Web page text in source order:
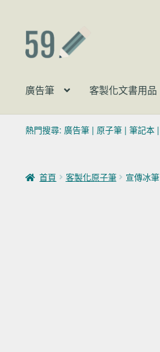
跳至導覽列
跳至主要內容
廣告筆 客製化文書用品
熱門搜尋: 廣告筆| 原子筆| 筆記本|
首頁 客製化原子筆 宣傳冰筆